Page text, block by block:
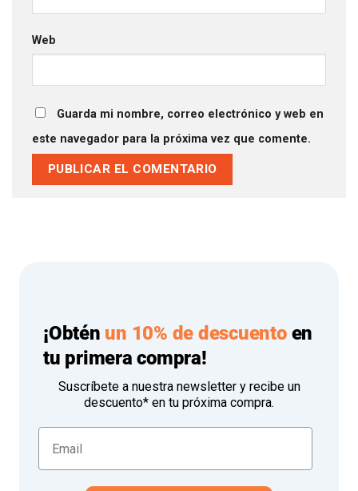
Web
Guarda mi nombre, correo electrónico y web en
este navegador para la próxima vez que comente.
¡Obtén un 10% de descuentoen
tu primera compra!
Suscríbete a nuestra newsletter y recibe un
descuento* en tu próxima compra.